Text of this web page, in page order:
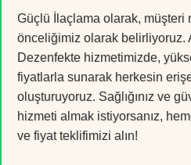
Güçlü İlaçlama olarak, müşteri
önceliğimiz olarak belirliyoruz.
Dezenfekte hizmetimizde,
fiyatlarla sunarak herkesin
oluşturuyoruz. Sağlığınız ve
hizmeti almak istiyorsanız,
ve fiyat teklifimizi alın!